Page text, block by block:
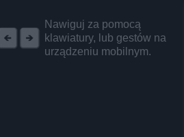
Nawiguj za pomocą
klawiatury, lub gestów na
urządzeniu mobilnym.